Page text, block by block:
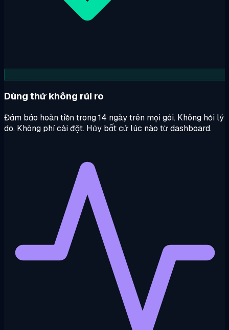
Dùng thử không rủi ro
Đảm bảo hoàn tiền trong 14 ngày trên mọi gói. Không hỏi lý
do. Không phí cài đặt. Hủy bất cứ lúc nào từ dashboard.